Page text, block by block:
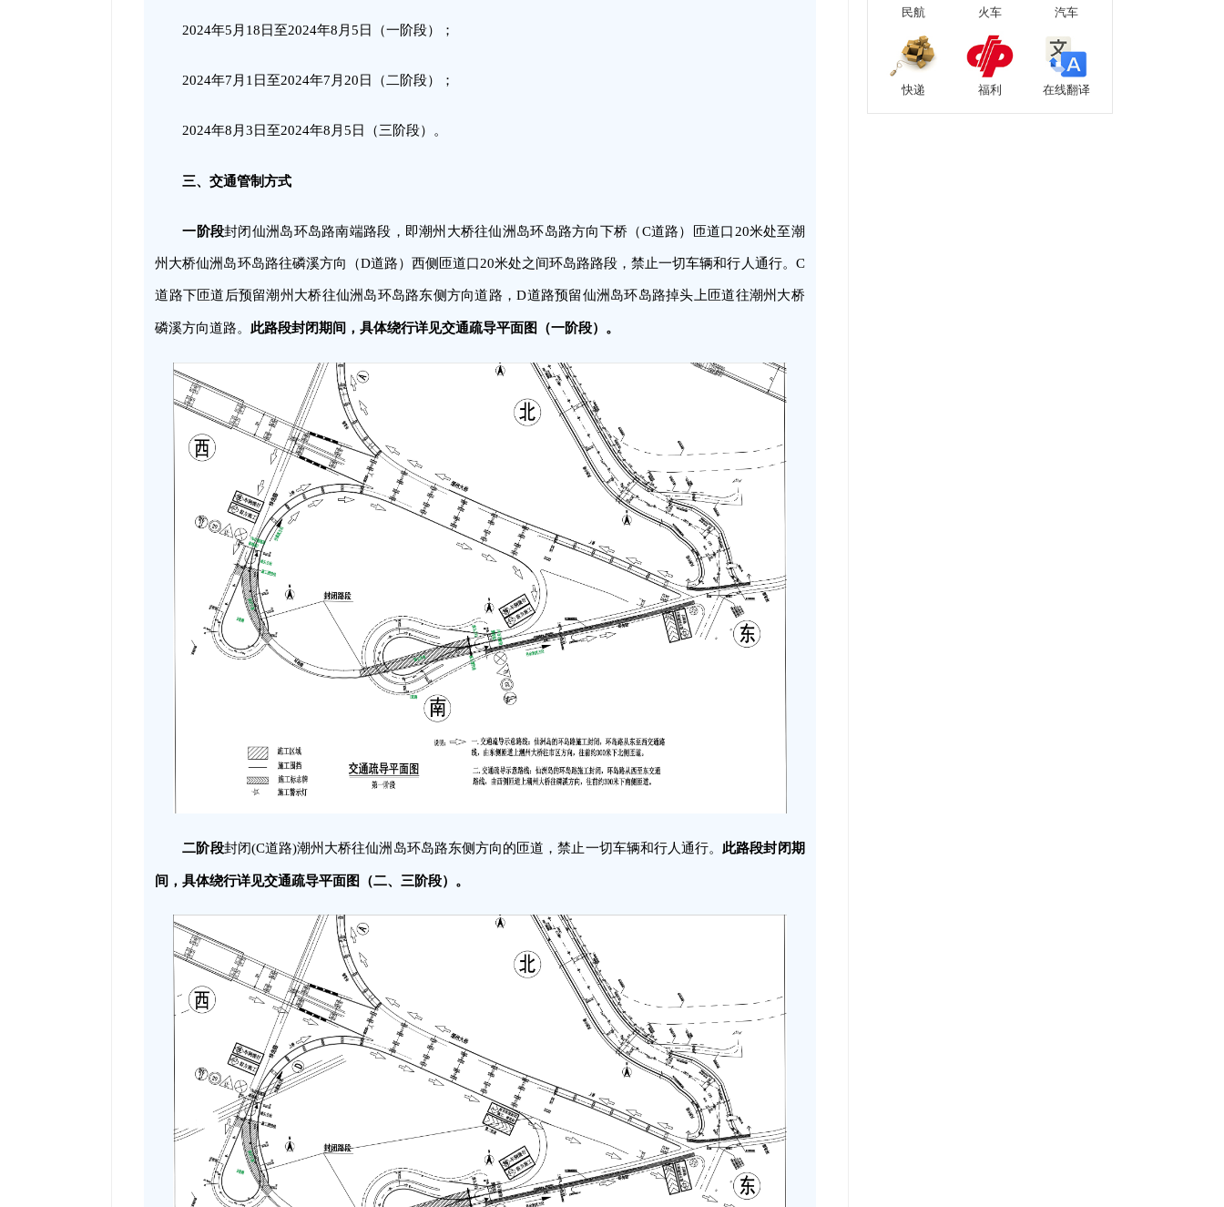
2024年5月18日至2024年8月5日（一阶段）；
2024年7月1日至2024年7月20日（二阶段）；
2024年8月3日至2024年8月5日（三阶段）。
三、交通管制方式
一阶段封闭仙洲岛环岛路南端路段，即潮州大桥往仙洲岛环岛路方向下桥（C道路）匝道口20米处至潮
州大桥仙洲岛环岛路往磷溪方向（D道路）西侧匝道口20米处之间环岛路路段，禁止一切车辆和行人通行。C
道路下匝道后预留潮州大桥往仙洲岛环岛路东侧方向道路，D道路预留仙洲岛环岛路掉头上匝道往潮州大桥
磷溪方向道路。 此路段封闭期间，具体绕行详见交通疏导平面图（一阶段）。
二阶段封闭(C道路)潮州大桥往仙洲岛环岛路东侧方向的匝道，禁止一切车辆和行人通行。 此路段封闭期
间，具体绕行详见交通疏导平面图（二、三阶段）。
民航 火车 汽车
快递 福利 在线翻译